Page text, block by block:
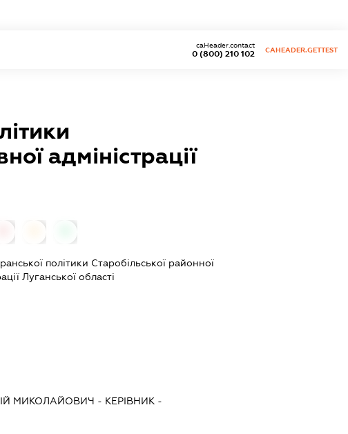
0 (800) 210 102
caHeader.contact
CAHEADER.GETTEST
адміністрації
політики Старобільської районної
Луганської області
МИКОЛАЙОВИЧ - КЕРІВНИК -